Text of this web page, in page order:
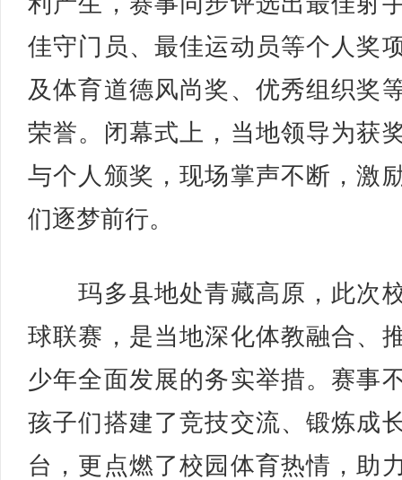
佳守门员、最佳运动员等个人奖
及体育道德风尚奖、优秀组织奖
荣誉。闭幕式上，当地领导为获
与个人颁奖，现场掌声不断，激
们逐梦前行。
玛多县地处青藏高原，此次
球联赛，是当地深化体教融合、
少年全面发展的务实举措。赛事
孩子们搭建了竞技交流、锻炼成
台，更点燃了校园体育热情，助